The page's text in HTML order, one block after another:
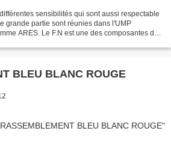
sensibilités qui sont aussi respectable
grande partie sont réunies dans l'UMP
ARES. Le F.N est une des composantes de
BLEU BLANC ROUGE